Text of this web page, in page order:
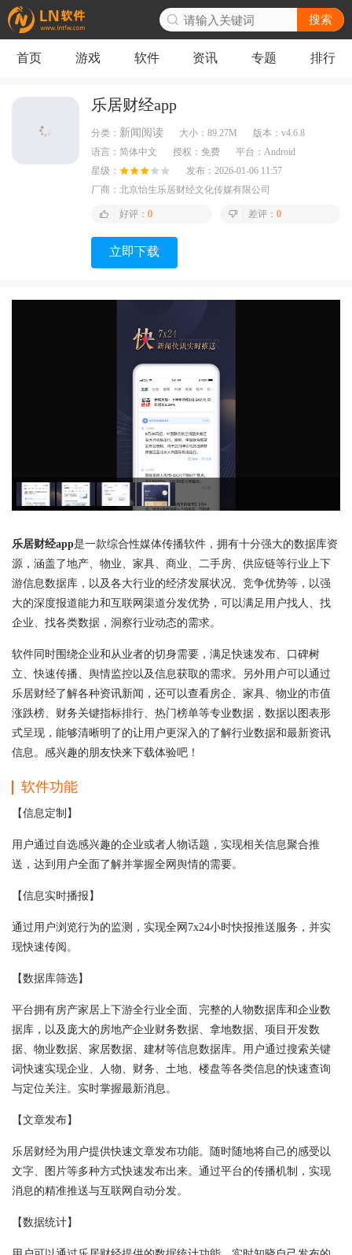
搜索
首页 游戏 软件 资讯 专题 排行
乐居财经app
分类： 新闻阅读 大小： 89.27M 版本： v4.6.8
语言： 简体中文 授权： 免费 平台： Android
星级：
发布： 2026-01-06 11:57
厂商： 北京怡生乐居财经文化传媒有限公司
好评： 0 差评： 0
立即下载
乐居财经app是一款综合性媒体传播软件，拥有十分强大的数据库资
源，涵盖了地产、物业、家具、商业、二手房、供应链等行业上下
游信息数据库，以及各大行业的经济发展状况、竞争优势等，以强
大的深度报道能力和互联网渠道分发优势，可以满足用户找人、找
企业、找各类数据，洞察行业动态的需求。
软件同时围绕企业和从业者的切身需要，满足快速发布、口碑树
立、快速传播、舆情监控以及信息获取的需求。另外用户可以通过
乐居财经了解各种资讯新闻，还可以查看房企、家具、物业的市值
涨跌榜、财务关键指标排行、热门榜单等专业数据，数据以图表形
式呈现，能够清晰明了的让用户更深入的了解行业数据和最新资讯
信息。感兴趣的朋友快来下载体验吧！
软件功能
【信息定制】
用户通过自选感兴趣的企业或者人物话题，实现相关信息聚合推
送，达到用户全面了解并掌握全网舆情的需要。
【信息实时播报】
通过用户浏览行为的监测，实现全网7x24小时快报推送服务，并实
现快速传阅。
【数据库筛选】
平台拥有房产家居上下游全行业全面、完整的人物数据库和企业数
据库，以及庞大的房地产企业财务数据、拿地数据、项目开发数
据、物业数据、家居数据、建材等信息数据库。用户通过搜索关键
词快速实现企业、人物、财务、土地、楼盘等各类信息的快速查询
与定位关注。实时掌握最新消息。
【文章发布】
乐居财经为用户提供快速文章发布功能。随时随地将自己的感受以
文字、图片等多种方式快速发布出来。通过平台的传播机制，实现
消息的精准推送与互联网自动分发。
【数据统计】